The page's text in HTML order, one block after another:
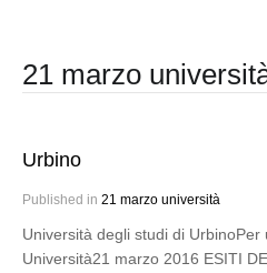
21 marzo
Urbino
Published in 21 marzo università
Università degli studi di
Università21 marzo 2016 ESITI